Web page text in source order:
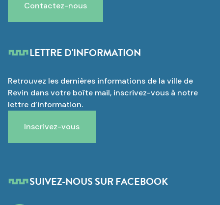
Contactez-nous
LETTRE D'INFORMATION
Retrouvez les dernières informations de la ville de
Revin dans votre boîte mail, inscrivez-vous à notre
lettre d’information.
Inscrivez-vous
SUIVEZ-NOUS SUR FACEBOOK